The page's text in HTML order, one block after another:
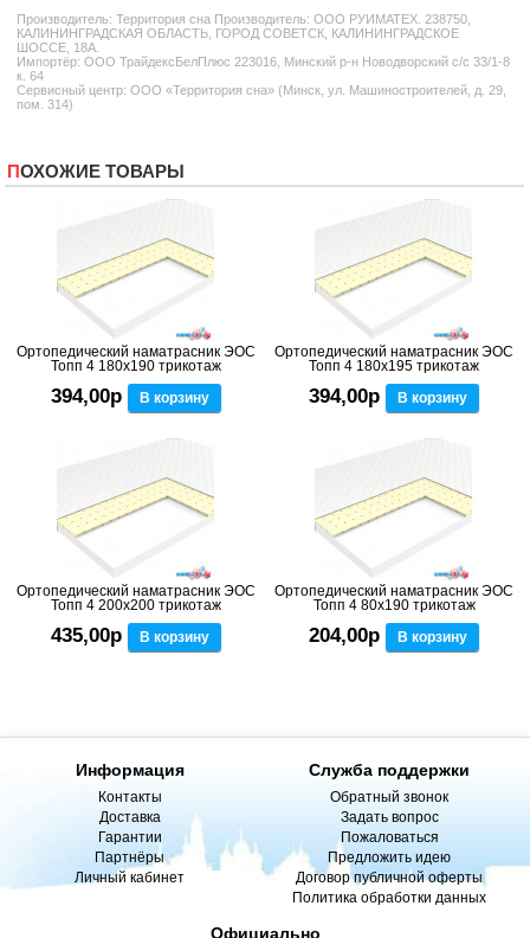
Производитель:Территория сна Производитель: ООО РУИМАТЕХ. 238750,
КАЛИНИНГРАДСКАЯ ОБЛАСТЬ, ГОРОД СОВЕТСК, КАЛИНИНГРАДСКОЕ
ШОССЕ, 18А.
Импортёр: ООО ТрайдексБелПлюс 223016, Минский р-н Новодворский с/с 33/1-8
к. 64
Сервисный центр: ООО «Территория сна» (Минск, ул. Машиностроителей, д. 29,
пом. 314)
ПОХОЖИЕ ТОВАРЫ
Ортопедический наматрасник ЭОС
Топп 4 180x190 трикотаж
394,00р В корзину
Ортопедический наматрасник ЭОС
Топп 4 180x195 трикотаж
394,00р В корзину
Ортопедический наматрасник ЭОС
Топп 4 200x200 трикотаж
435,00р В корзину
Ортопедический наматрасник ЭОС
Топп 4 80x190 трикотаж
204,00р В корзину
Информация
Контакты
Доставка
Гарантии
Партнёры
Личный кабинет
Служба поддержки
Обратный звонок
Задать вопрос
Пожаловаться
Предложить идею
Договор публичной оферты
Политика обработки данных
Официально